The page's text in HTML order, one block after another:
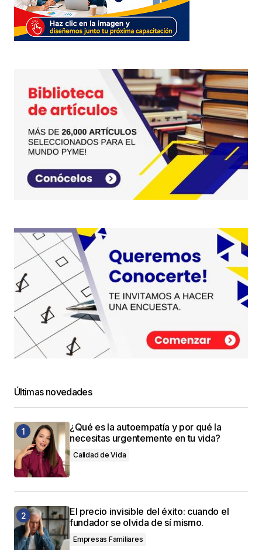
Últimas novedades
¿Qué es la autoempatía y por qué la
necesitas urgentemente en tu vida?
Calidad de Vida
El precio invisible del éxito: cuando el
fundador se olvida de sí mismo.
Empresas Familiares